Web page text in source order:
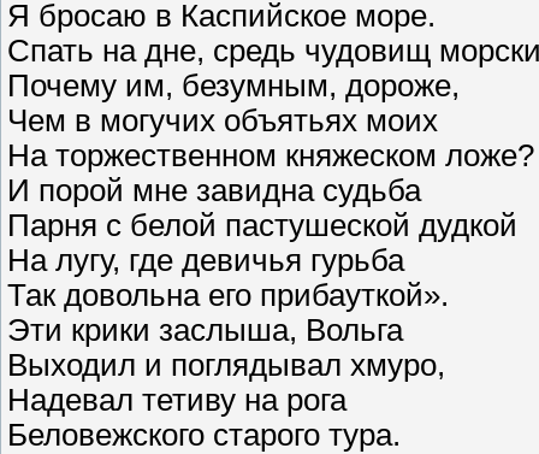
Я бросаю в Каспийское море.
Спать на дне, средь чудовищ
Почему им, безумным, дороже,
Чем в могучих объятьях моих
На торжественном княжеском ложе?
И порой мне завидна судьба
Парня с белой пастушеской дудкой
На лугу, где девичья гурьба
Так довольна его прибауткой».
Эти крики заслыша, Вольга
Выходил и поглядывал хмуро,
Надевал тетиву на рога
Беловежского старого тура.